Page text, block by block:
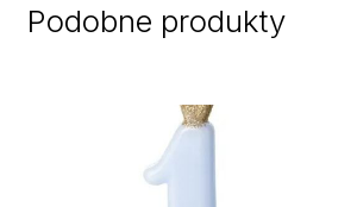
Podobne produkty